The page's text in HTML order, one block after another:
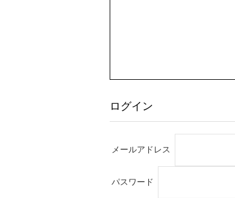
ログイン
メールアドレス
パスワード